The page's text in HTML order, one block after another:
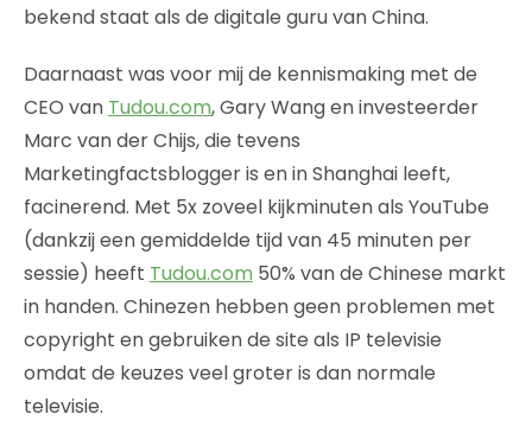
bekend staat als de digitale guru van China.
Daarnaast was voor mij de kennismaking met de
CEO van Tudou.com, Gary Wang en investeerder
Marc van der Chijs, die tevens
Marketingfactsblogger is en in Shanghai leeft,
facinerend. Met 5x zoveel kijkminuten als YouTube
(dankzij een gemiddelde tijd van 45 minuten per
sessie) heeft Tudou.com 50% van de Chinese markt
in handen. Chinezen hebben geen problemen met
copyright en gebruiken de site als IP televisie
omdat de keuzes veel groter is dan normale
televisie.